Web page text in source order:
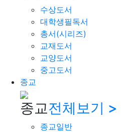
수상도서
대학생필독서
총서(시리즈)
교재도서
교양도서
중고도서
종교
종교전체보기 >
종교일반